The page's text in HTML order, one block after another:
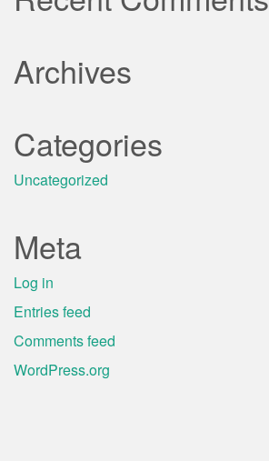
Archives
Categories
Uncategorized
Meta
Log in
Entries feed
Comments feed
WordPress.org